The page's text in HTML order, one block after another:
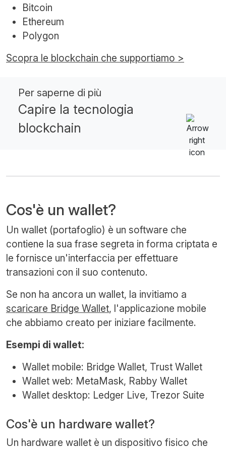
Bitcoin
Ethereum
Polygon
Scopra le blockchain che supportiamo >
Per saperne di più
Capire la tecnologia
blockchain
Cos'è un wallet?
Un wallet (portafoglio) è un software che
contiene la sua frase segreta in forma criptata e
le fornisce un'interfaccia per effettuare
transazioni con il suo contenuto.
Se non ha ancora un wallet, la invitiamo a
scaricare Bridge Wallet, l'applicazione mobile
che abbiamo creato per iniziare facilmente.
Esempi di wallet:
Wallet mobile: Bridge Wallet, Trust Wallet
Wallet web: MetaMask, Rabby Wallet
Wallet desktop: Ledger Live, Trezor Suite
Cos'è un hardware wallet?
Un hardware wallet è un dispositivo fisico che